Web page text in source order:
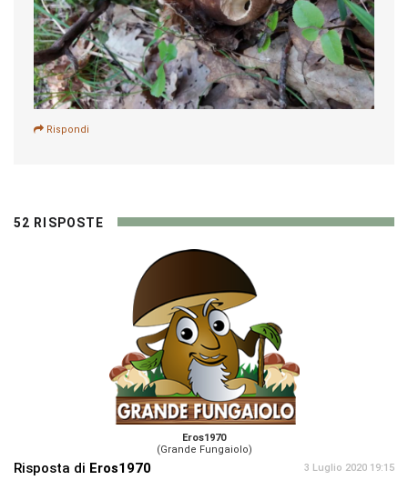
Rispondi
52 RISPOSTE
Eros1970
(Grande Fungaiolo)
Risposta di Eros1970 3 Luglio 2020 19:15